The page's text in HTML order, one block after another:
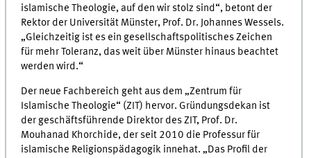
islamische Theologie, auf den wir stolz sind“, betont der
Rektor der Universität Münster, Prof. Dr. Johannes Wessels.
„Gleichzeitig ist es ein gesellschaftspolitisches Zeichen
für mehr Toleranz, das weit über Münster hinaus beachtet
werden wird.“
Der neue Fachbereich geht aus dem „Zentrum für
Islamische Theologie“ (ZIT) hervor. Gründungsdekan ist
der geschäftsführende Direktor des ZIT, Prof. Dr.
Mouhanad Khorchide, der seit 2010 die Professur für
islamische Religionspädagogik innehat. „Das Profil der